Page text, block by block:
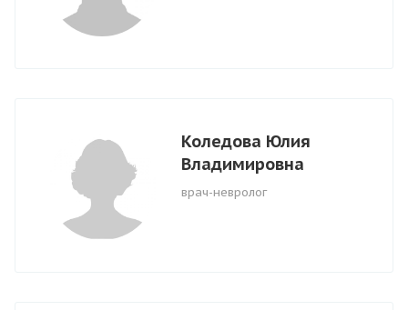
Коледова Юлия
Владимировна
врач-невролог